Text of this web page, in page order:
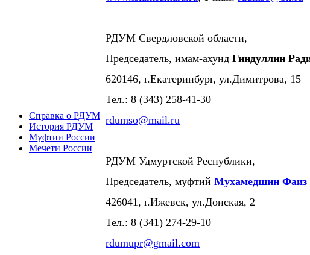
Справка о РДУМ
История РДУМ
Муфтии России
Мечети России
РДУМ Свердловской области,
Председатель, имам-ахунд Гиндуллин
620146, г.Екатеринбург, ул.Димитрова, 15
Тел.: 8 (343) 258-41-30
rdumso@mail.ru
РДУМ Удмуртской Республики,
Председатель, муфтий Мухамедшин Фаиз
426041, г.Ижевск, ул.Донская, 2
Тел.: 8 (341) 274-29-10
rdumupr@gmail.com